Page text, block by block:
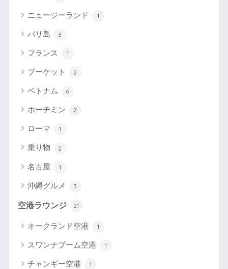
ニュージーランド 1
バリ島 3
フランス 1
プーケット 2
ベトナム 6
ホーチミン 2
ローマ 1
乗り物 2
名古屋 1
沖縄グルメ 3
空港ラウンジ 21
オークランド空港 1
スワンナプーム空港 1
チャンギー空港 1